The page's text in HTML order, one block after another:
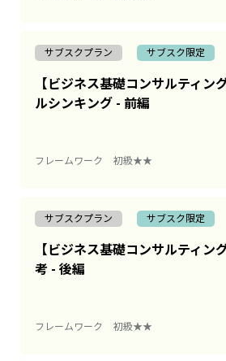
サブスクプラン サブスク限定
【ビジネス基礎コンサルティ
ルシンキング - 前編
フレームワーク 初級★★
サブスクプラン サブスク限定
【ビジネス基礎コンサルティ
考 - 後編
フレームワーク 初級★★